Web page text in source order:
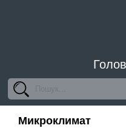
Микроклимат